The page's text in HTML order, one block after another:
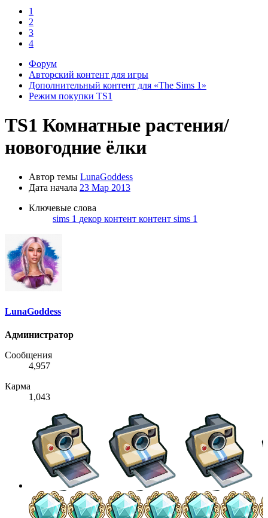
1
2
3
4
Форум
Авторский контент для игры
Дополнительный контент для «The Sims 1»
Режим покупки TS1
TS1 Комнатные растения/
новогодние ёлки
Автор темы LunaGoddess
Дата начала 23 Мар 2013
Ключевые слова
sims 1 декор контент контент sims 1
LunaGoddess
Администратор
Сообщения
4,957
Карма
1,043